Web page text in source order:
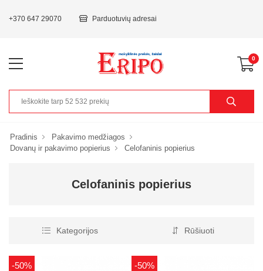
+370 647 29070 Parduotuvių adresai
0
Pradinis
Pakavimo medžiagos
Dovanų ir pakavimo popierius
Celofaninis popierius
Celofaninis popierius
Kategorijos Rūšiuoti
-50% -50%